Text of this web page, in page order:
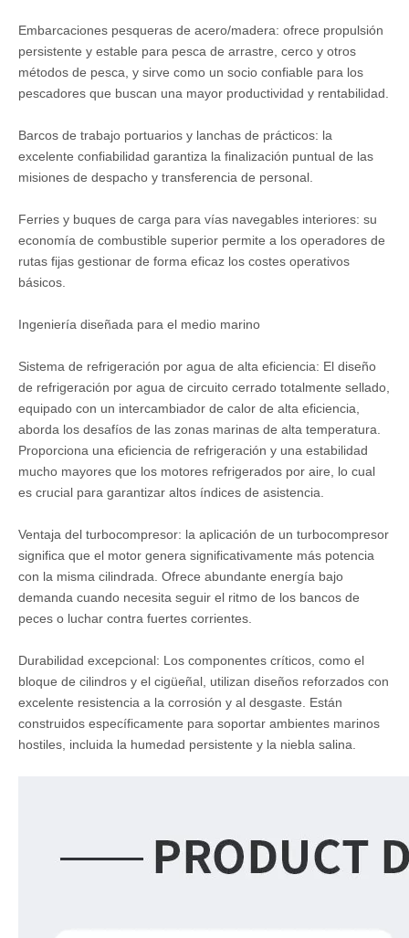
Embarcaciones pesqueras de acero/madera: ofrece propulsión
persistente y estable para pesca de arrastre, cerco y otros
métodos de pesca, y sirve como un socio confiable para los
pescadores que buscan una mayor productividad y rentabilidad.
Barcos de trabajo portuarios y lanchas de prácticos: la
excelente confiabilidad garantiza la finalización puntual de las
misiones de despacho y transferencia de personal.
Ferries y buques de carga para vías navegables interiores: su
economía de combustible superior permite a los operadores de
rutas fijas gestionar de forma eficaz los costes operativos
básicos.
Ingeniería diseñada para el medio marino
Sistema de refrigeración por agua de alta eficiencia: El diseño
de refrigeración por agua de circuito cerrado totalmente sellado,
equipado con un intercambiador de calor de alta eficiencia,
aborda los desafíos de las zonas marinas de alta temperatura.
Proporciona una eficiencia de refrigeración y una estabilidad
mucho mayores que los motores refrigerados por aire, lo cual
es crucial para garantizar altos índices de asistencia.
Ventaja del turbocompresor: la aplicación de un turbocompresor
significa que el motor genera significativamente más potencia
con la misma cilindrada. Ofrece abundante energía bajo
demanda cuando necesita seguir el ritmo de los bancos de
peces o luchar contra fuertes corrientes.
Durabilidad excepcional: Los componentes críticos, como el
bloque de cilindros y el cigüeñal, utilizan diseños reforzados con
excelente resistencia a la corrosión y al desgaste. Están
construidos específicamente para soportar ambientes marinos
hostiles, incluida la humedad persistente y la niebla salina.